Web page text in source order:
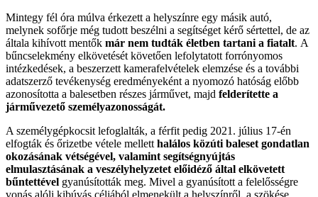
Mintegy fél óra múlva érkezett a helyszínre egy másik autó,
melynek sofőrje még tudott beszélni a segítséget kérő sértettel, de az
általa kihívott mentők már nem tudták életben tartani a fiatalt. A
bűncselekmény elkövetését követően lefolytatott forrónyomos
intézkedések, a beszerzett kamerafelvételek elemzése és a további
adatszerző tevékenység eredményeként a nyomozó hatóság előbb
azonosította a balesetben részes járművet, majd felderítette a
járművezető személyazonosságát.
A személygépkocsit lefoglalták, a férfit pedig 2021. július 17-én
elfogták és őrizetbe vétele mellett halálos közúti baleset gondatlan
okozásának vétségével, valamint segítségnyújtás
elmulasztásának a veszélyhelyzetet előidéző által elkövetett
bűntettével gyanúsították meg. Mivel a gyanúsított a felelősségre
vonás alóli kibúvás céljából elmenekült a helyszínről, a szökése